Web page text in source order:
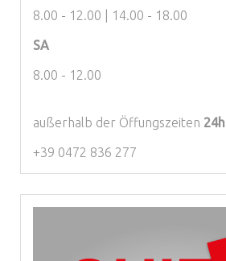
8.00 - 12.00 | 14.00 - 18.00
SA
8.00 - 12.00
außerhalb der Öffungszeiten
+39 0472 836 277